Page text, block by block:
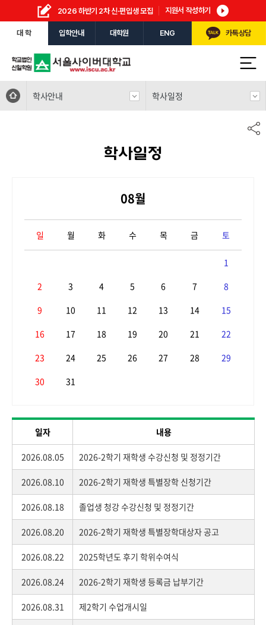
2026 하반기 2차 신·편입생 모집 지원서 작성하기
대 학 입학안내 대학원 ENG 카톡상담
학사안내 학사일정
학사일정
08월
일 월 화 수 목 금 토
1
2
3 4 5 6 7
8
9
10 11 12 13 14
15
16
17 18 19 20 21
22
23
24 25 26 27 28
29
30
31
일자 내용
2026.08.05 2026-2학기 재학생 수강신청 및 정정기간
2026.08.10 2026-2학기 재학생 특별장학 신청기간
2026.08.18 졸업생 청강 수강신청 및 정정기간
2026.08.20 2026-2학기 재학생 특별장학대상자 공고
2026.08.22 2025학년도 후기 학위수여식
2026.08.24 2026-2학기 재학생 등록금 납부기간
2026.08.31 제2학기 수업개시일